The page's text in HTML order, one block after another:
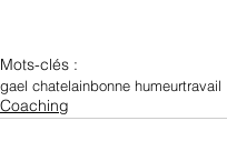
Mots-clés :
gael chatelainbonne humeurtravail
Coaching